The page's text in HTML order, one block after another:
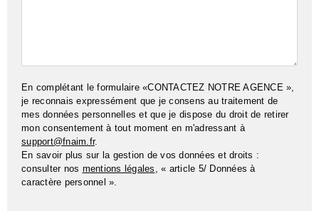
En complétant le formulaire «CONTACTEZ NOTRE AGENCE »,
je reconnais expressément que je consens au traitement de
mes données personnelles et que je dispose du droit de retirer
mon consentement à tout moment en m'adressant à
support@fnaim.fr.
En savoir plus sur la gestion de vos données et droits :
consulter nos mentions légales , « article 5/ Données à
caractère personnel ».